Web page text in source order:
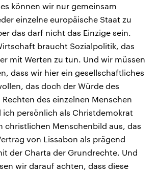
können wir nur gemeinsam
einzelne europäische Staat zu
das darf nicht das Einzige sein.
braucht Sozialpolitik, das
mit Werten zu tun. Und wir müssen
dass wir hier ein gesellschaftliches
das doch der Würde des
des einzelnen Menschen
persönlich als Christdemokrat
christlichen Menschenbild aus, das
von Lissabon als prägend
der Charta der Grundrechte. Und
wir darauf achten, dass diese